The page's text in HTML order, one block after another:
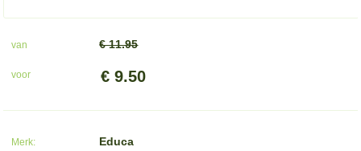
van € 11.95
voor € 9.50
Merk: Educa